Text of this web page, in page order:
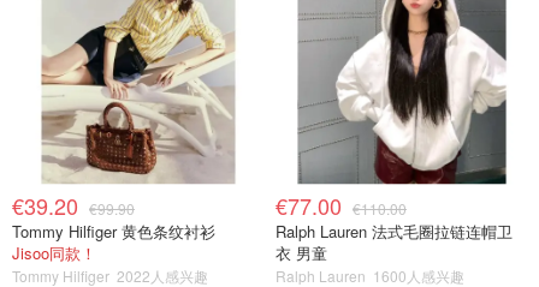
€39.20 €99.90
Tommy Hilfiger 黄色条纹衬衫
Jisoo同款！
Tommy Hilfiger 2022人感兴趣
€77.00 €110.00
Ralph Lauren 法式毛圈拉链连帽卫
衣 男童
Ralph Lauren 1600人感兴趣